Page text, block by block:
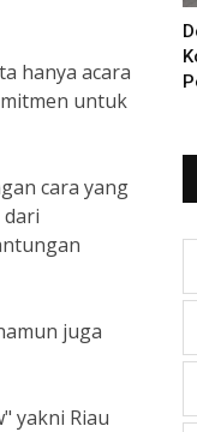
hanya acara
untuk
cara yang
juga
yakni Riau